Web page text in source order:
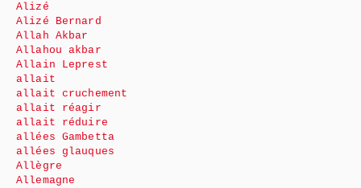
Alizé
Alizé Bernard
Allah Akbar
Allahou akbar
Allain Leprest
allait
allait cruchement
allait réagir
allait réduire
allées Gambetta
allées glauques
Allègre
Allemagne